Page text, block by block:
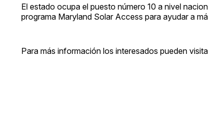
El estado ocupa el puesto número 10 a nivel
programa Maryland Solar Access para ayudar a
Para más información los interesados pueden